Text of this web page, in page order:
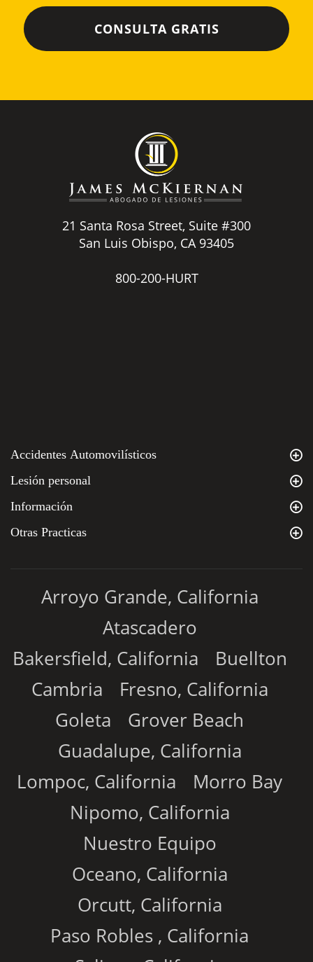
21 Santa Rosa Street, Suite #300
San Luis Obispo, CA 93405
800-200-HURT
Accidentes Automovilísticos
Lesión personal
Información
Otras Practicas
Arroyo Grande, California
Atascadero
Bakersfield, California
Buellton
Cambria
Fresno, California
Goleta
Grover Beach
Guadalupe, California
Lompoc, California
Morro Bay
Nipomo, California
Nuestro Equipo
Oceano, California
Orcutt, California
Paso Robles , California